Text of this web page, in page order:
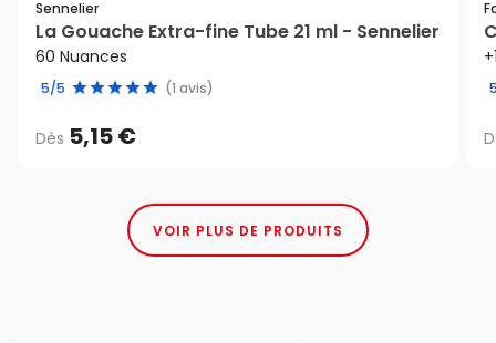
Sennelier
La Gouache Extra-fine Tube 21 ml - Sennelier
60 Nuances
5/5 (1 avis)
Dès 5,15 €
VOIR PLUS DE PRODUITS